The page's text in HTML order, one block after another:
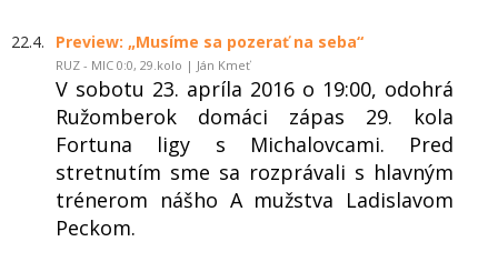
22.4. Preview: „Musíme sa pozerať na seba“
RUZ - MIC 0:0, 29.kolo | Ján Kmeť
V sobotu 23. apríla 2016 o 19:00, odohrá
Ružomberok domáci zápas 29. kola
Fortuna ligy s Michalovcami. Pred
stretnutím sme sa rozprávali s hlavným
trénerom nášho A mužstva Ladislavom
Peckom.